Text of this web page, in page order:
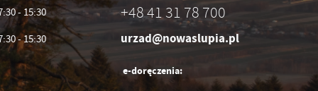
- 15:30
- 15:30
+48 41 31 78 700
urzad@nowaslupia.pl
e-doręczenia: